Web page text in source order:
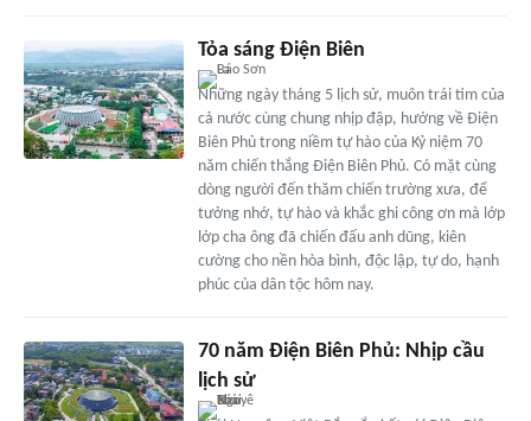
Tỏa sáng Điện Biên
Những ngày tháng 5 lịch sử, muôn trái tim của
cả nước cùng chung nhịp đập, hướng về Điện
Biên Phủ trong niềm tự hào của Kỷ niệm 70
năm chiến thắng Điện Biên Phủ. Có mặt cùng
dòng người đến thăm chiến trường xưa, để
tưởng nhớ, tự hào và khắc ghi công ơn mà lớp
lớp cha ông đã chiến đấu anh dũng, kiên
cường cho nền hòa bình, độc lập, tự do, hạnh
phúc của dân tộc hôm nay.
70 năm Điện Biên Phủ: Nhịp cầu
lịch sử